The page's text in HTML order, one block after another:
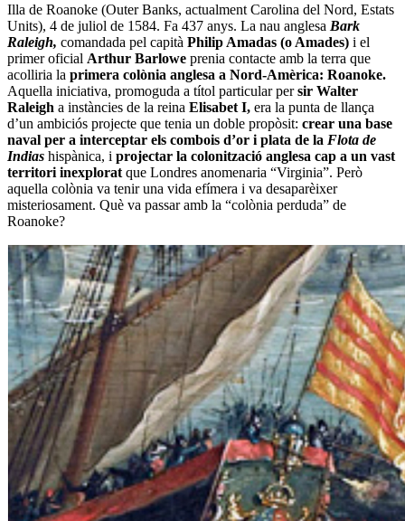
Illa de Roanoke (Outer Banks, actualment Carolina del Nord, Estats
Units), 4 de juliol de 1584. Fa 437 anys. La nau anglesa Bark
Raleigh, comandada pel capità Philip Amadas (o Amades) i el
primer oficial Arthur Barlowe prenia contacte amb la terra que
acolliria la primera colònia anglesa a Nord-Amèrica: Roanoke.
Aquella iniciativa, promoguda a títol particular persir Walter
Raleigh a instàncies de la reina Elisabet I, era la punta de llança
d’un ambiciós projecte que tenia un doble propòsit: crear una base
naval per a interceptar els combois d’or i plata de la Flota de
Indias hispànica, i projectar la colonització anglesa cap a un vast
territori inexplorat que Londres anomenaria “Virginia”. Però
aquella colònia va tenir una vida efímera i va desaparèixer
misteriosament. Què va passar amb la “colònia perduda” de
Roanoke?